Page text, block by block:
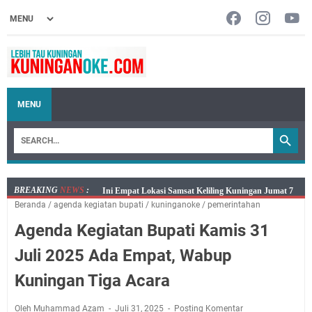
MENU
BREAKING NEWS :
Jumat 7 Agustus 2026 Mobil SIM Keliling Ada di
Kecamatan Sindangagung
Embun Pagi Jumat 8 Agustus 2026: Jika Keberkahan
Kelaparan Meskipun Memiliki Sekarung Penuh Uang
Salat Lima Waktu itu Bukan Cuma Kewajiban, Tapi
Beranda / agenda kegiatan bupati / kuninganoke / pemerintahan
Agenda Kegiatan Bupati Kamis 31
Juli 2025 Ada Empat, Wabup
Kuningan Tiga Acara
Oleh Muhammad Azam Juli 31, 2025 Posting Komentar